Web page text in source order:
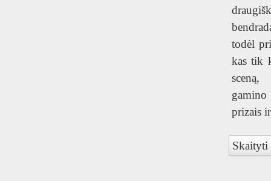
todėl
kas tik
prizais
Skaityti